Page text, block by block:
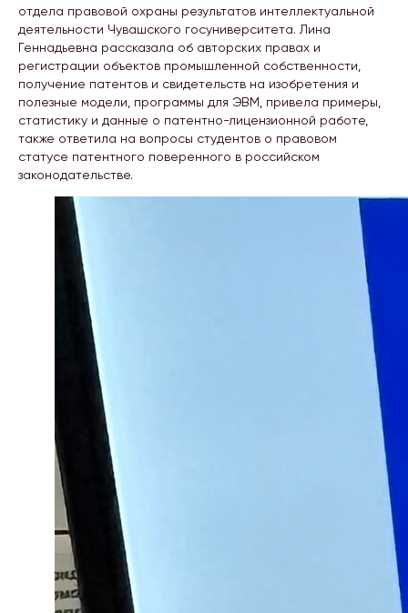
отдела правовой охраны результатов интеллектуальной
деятельности Чувашского госуниверситета. Лина
Геннадьевна рассказала об авторских правах и
регистрации объектов промышленной собственности,
получение патентов и свидетельств на изобретения и
полезные модели, программы для ЭВМ, привела примеры,
статистику и данные о патентно-лицензионной работе,
также ответила на вопросы студентов о правовом
статусе патентного поверенного в российском
законодательстве.